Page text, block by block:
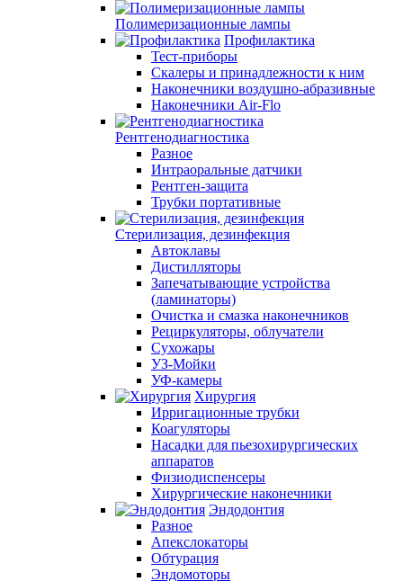
Полимеризационные лампы
Профилактика
Тест-приборы
Скалеры и принадлежности к ним
Наконечники воздушно-абразивные
Наконечники Air-Flo
Рентгенодиагностика
Разное
Интраоральные датчики
Рентген-защита
Трубки портативные
Стерилизация, дезинфекция
Автоклавы
Дистилляторы
Запечатывающие устройства
(ламинаторы)
Очистка и смазка наконечников
Рециркуляторы, облучатели
Сухожары
УЗ-Мойки
УФ-камеры
Хирургия
Ирригационные трубки
Коагуляторы
Насадки для пьезохирургических
аппаратов
Физиодиспенсеры
Хирургические наконечники
Эндодонтия
Разное
Апекслокаторы
Обтурация
Эндомоторы